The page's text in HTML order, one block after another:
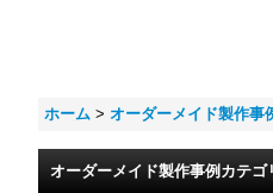
ホーム > オーダーメイド製作事
オーダーメイド製作事例カテゴ